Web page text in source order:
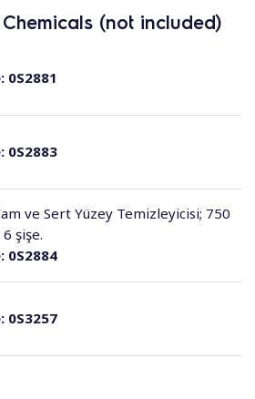
(not included)
0S2881
0S2883
0S2884
ve Sert Yüzey Temizleyicisi; 750
şişe.
0S3257